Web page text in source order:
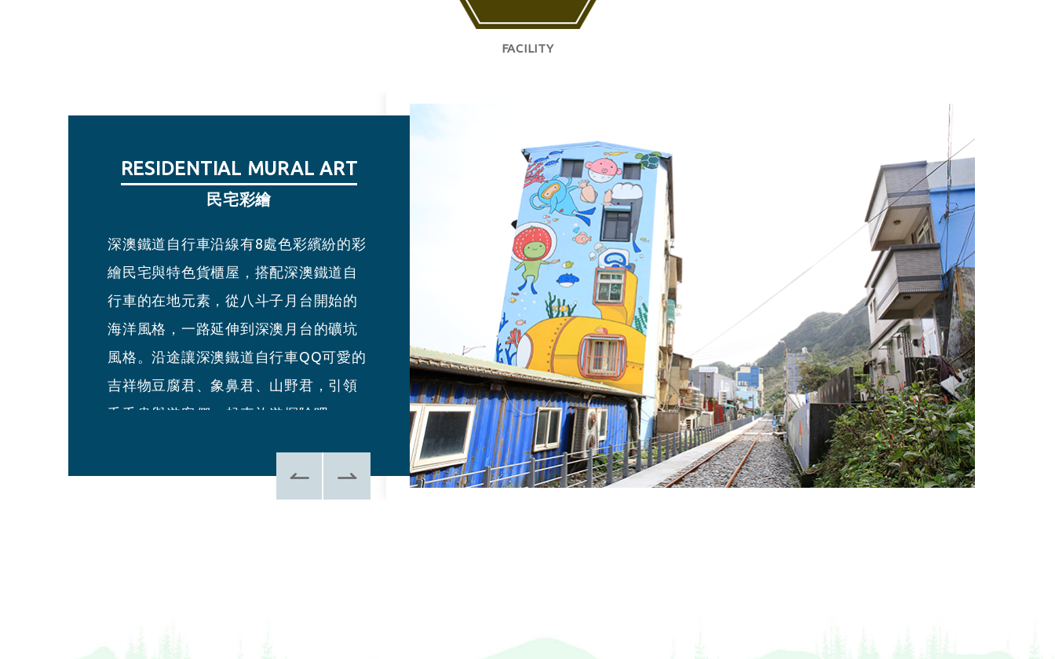
FACILITY
RESIDENTIAL MURAL ART
民宅彩繪
深澳鐵道自行車沿線有8處色彩繽紛的彩
繪民宅與特色貨櫃屋，搭配深澳鐵道自
行車的在地元素，從八斗子月台開始的
海洋風格，一路延伸到深澳月台的礦坑
風格。沿途讓深澳鐵道自行車QQ可愛的
吉祥物豆腐君、象鼻君、山野君，引領
毛毛蟲與遊客們一起來旅遊探險吧。
SHEN’AO GIFT SHOP
深澳小賣所
小賣所將過去建基煤礦坑之特色與深澳
鐵道自行車吉祥物豆腐君、象鼻君、山
野君結合，設計活潑逗趣的淘金挖礦情
景。小賣所販售飲料、點心與文創紀念
品等服務。
SHEN’AO STATION
深澳月台
此處為建基煤礦舊址，月台提供現場購
票、網路購票報到與搭乘服務。
BADOUZI STATION
八斗子月台
臨近八斗子火車站，月台提供現場購
票、網路購票報到與搭乘服務。